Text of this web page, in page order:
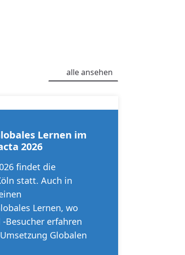
alle ansehen
Lernen im
2026
findet die
statt. Auch in
Lernen, wo
Besucher erfahren
Globalen